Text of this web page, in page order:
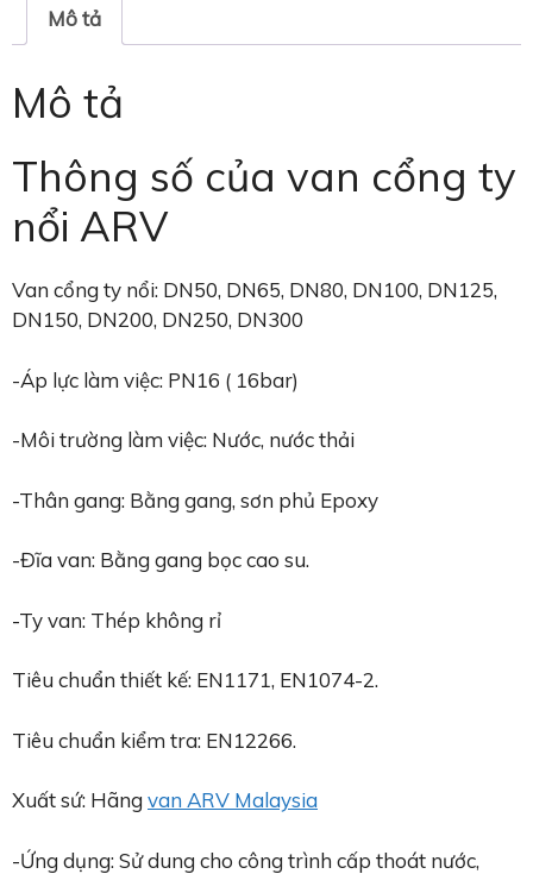
Mô tả
Mô tả
Thông số của van cổng ty
nổi ARV
Van cổng ty nổi: DN50, DN65, DN80, DN100, DN125,
DN150, DN200, DN250, DN300
-Áp lực làm việc: PN16 ( 16bar)
-Môi trường làm việc: Nước, nước thải
-Thân gang: Bằng gang, sơn phủ Epoxy
-Đĩa van: Bằng gang bọc cao su.
-Ty van: Thép không rỉ
Tiêu chuẩn thiết kế: EN1171, EN1074-2.
Tiêu chuẩn kiểm tra: EN12266.
Xuất sứ: Hãng van ARV Malaysia
-Ứng dụng: Sử dung cho công trình cấp thoát nước,